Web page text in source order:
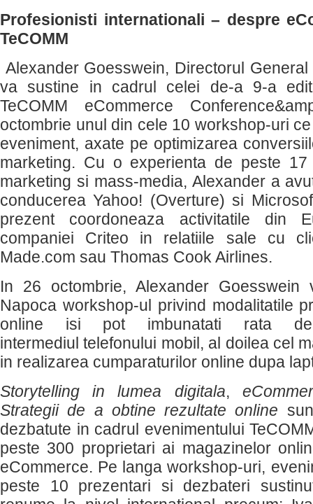
Profesionisti internationali – despre
TeCOMM
Alexander Goesswein, Directorul
va sustine in cadrul celei de-a 9-a
TeCOMM eCommerce
octombrie unul din cele 10 workshop-uri
eveniment, axate pe optimizarea
marketing. Cu o experienta de peste
marketing si mass-media, Alexander a
conducerea Yahoo! (Overture) si
prezent coordoneaza activitatile din
companiei Criteo in relatiile sale cu
Made.com sau Thomas Cook Airlines.
In 26 octombrie, Alexander
Napoca workshop-ul privind modalitatile
online isi pot imbunatati rata
intermediul telefonului mobil, al doilea cel
in realizarea cumparaturilor online dupa
Storytelling in lumea digitala,
Strategii de a obtine rezultate online
dezbatute in cadrul evenimentului
peste 300 proprietari ai magazinelor
eCommerce. Pe langa workshop-uri,
peste 10 prezentari si dezbateri